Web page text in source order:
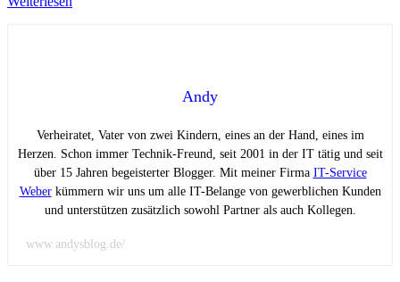
Andy
Verheiratet, Vater von zwei Kindern, eines an der Hand, eines im
Herzen. Schon immer Technik-Freund, seit 2001 in der IT tätig und seit
über 15 Jahren begeisterter Blogger. Mit meiner Firma IT-Service
Weberkümmern wir uns um alle IT-Belange von gewerblichen Kunden
und unterstützen zusätzlich sowohl Partner als auch Kollegen.
www.andysblog.de/